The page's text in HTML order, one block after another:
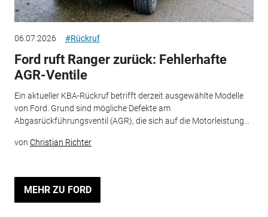
06.07.2026 #Rückruf
Ford ruft Ranger zurück: Fehlerhafte
AGR-Ventile
Ein aktueller KBA-Rückruf betrifft derzeit ausgewählte Modelle
von Ford. Grund sind mögliche Defekte am
Abgasrückführungsventil (AGR), die sich auf die Motorleistung...
von Christian Richter
MEHR ZU FORD